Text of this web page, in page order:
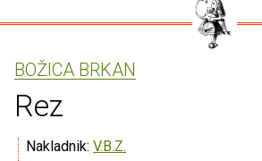
BOŽICA BRKAN
Rez
Nakladnik: V.B.Z.